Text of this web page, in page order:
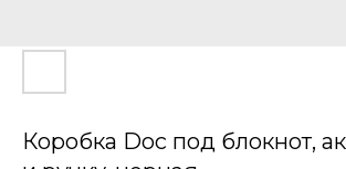
Коробка Doc под блокнот,